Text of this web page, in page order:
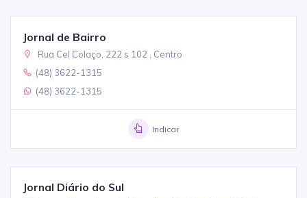
Jornal de Bairro
Rua Cel Colaço, 222 s 102 , Centro
(48) 3622-1315
(48) 3622-1315
Indicar
Jornal Diário do Sul